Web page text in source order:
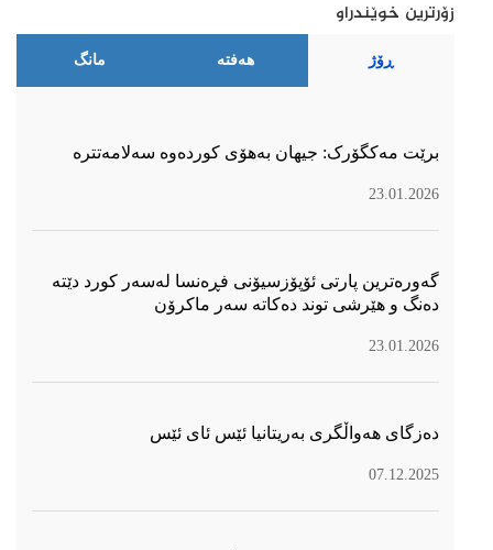
زۆرترین خوێندراو
ڕۆژ هەفتە مانگ
برێت مەکگۆرک: جیهان بەهۆی کوردەوە سەلامەتترە
23.01.2026
گەورەترین پارتی ئۆپۆزسیۆنی فڕەنسا لەسەر كورد دێتە
دەنگ و هێرشی توند دەكاتە سەر ماكرۆن
23.01.2026
دەزگای هەواڵگری بەریتانیا ئێس ئای ئێس
07.12.2025